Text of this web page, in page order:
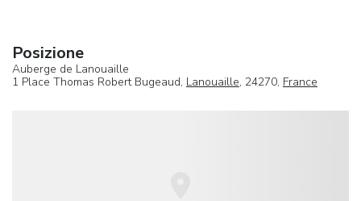
Posizione
Auberge de Lanouaille
1 Place Thomas Robert Bugeaud, Lanouaille, 24270, France